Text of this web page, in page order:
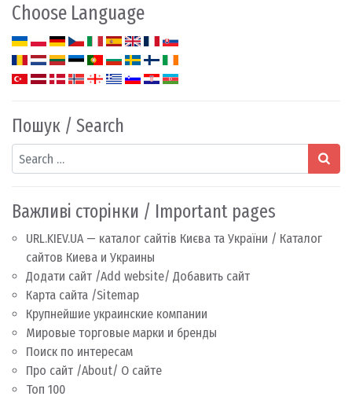
Choose Language
Пошук / Search
Search
Важливі сторінки / Important pages
URL.KIEV.UA — каталог сайтів Києва та України / Каталог
сайтов Киева и Украины
Додати сайт /Add website/ Добавить сайт
Карта сайта /Sitemap
Крупнейшие украинские компании
Мировые торговые марки и бренды
Поиск по интересам
Про сайт /About/ О сайте
Топ 100